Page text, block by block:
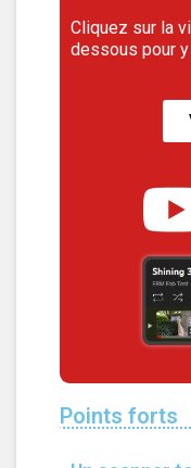
Cliquez sur la
dessous pour y
Points forts